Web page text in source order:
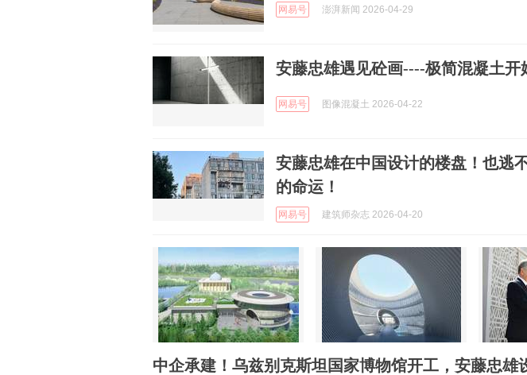
网易号 澎湃新闻 2026-04-29
安藤忠雄遇见砼画----极简混凝土开
网易号 图像混凝土 2026-04-22
安藤忠雄在中国设计的楼盘！也逃
的命运！
网易号 建筑师杂志 2026-04-20
中企承建！乌兹别克斯坦国家博物馆开工，安藤忠雄